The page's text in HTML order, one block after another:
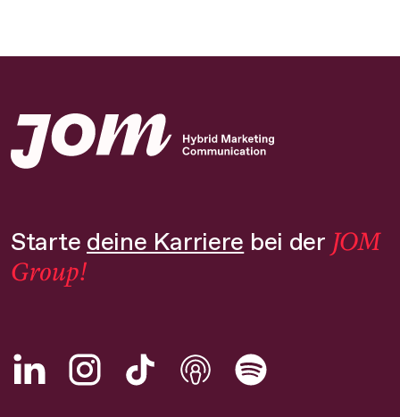
Starte deine Karriere bei der JOM
Group!